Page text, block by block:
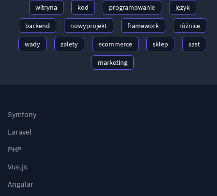
witryna kod programowanie język
backend nowyprojekt framework różnice
wady zalety ecommerce sklep sast
marketing
Symfony
Laravel
PHP
Vue.js
Angular